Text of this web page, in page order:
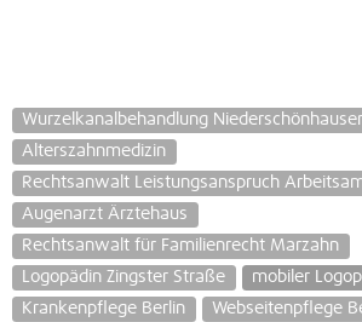
Wurzelkanalbehandlung
Alterszahnmedizin
Rechtsanwalt Leistungsanspruch
Augenarzt Ärztehaus
Rechtsanwalt für Familienrecht Marzahn
Logopädin Zingster Straße
mobiler
Krankenpflege Berlin
Webseitenpflege